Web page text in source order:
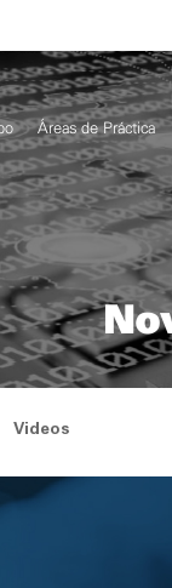
Áreas de Práctica
Videos